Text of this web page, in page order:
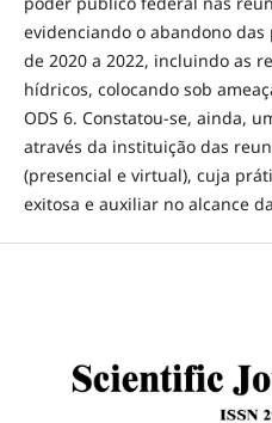
evidenciando o abandono
de 2020 a 2022, incluindo as
hídricos, colocando sob
ODS 6. Constatou-se, ainda,
através da instituição das
(presencial e virtual), cuja
exitosa e auxiliar no alcance